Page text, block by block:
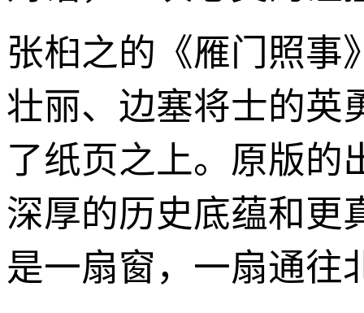
张桕之的《雁门照事
壮丽、边塞将士的英
了纸页之上。原版的
深厚的历史底蕴和更
是一扇窗，一扇通往